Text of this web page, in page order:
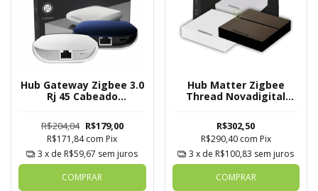
Hub Gateway Zigbee 3.0
Rj 45 Cabeado
R$204,04 R$179,00
R$171,84com Pix
3 x de R$59,67 sem juros
COMPRAR
Hub Matter Zigbee
Thread Novadigital
R$302,50
R$290,40 com Pix
3 x de R$100,83 sem juros
COMPRAR